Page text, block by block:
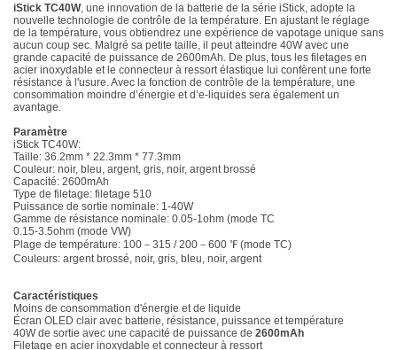
iStick TC40W, une innovation de la batterie de la série iStick, adopte la
nouvelle technologie de contrôle de la température. En ajustant le réglage
de la température, vous obtiendrez une expérience de vapotage unique sans
aucun coup sec. Malgré sa petite taille, il peut atteindre 40W avec une
grande capacité de puissance de 2600mAh. De plus, tous les filetages en
acier inoxydable et le connecteur à ressort élastique lui confèrent une forte
résistance à l'usure. Avec la fonction de contrôle de la température, une
consommation moindre d’énergie et d’e-liquides sera également un
avantage.
Paramètre
iStick TC40W:
Taille: 36.2mm * 22.3mm * 77.3mm
Couleur: noir, bleu, argent, gris, noir, argent brossé
Capacité: 2600mAh
Type de filetage: filetage 510
Puissance de sortie nominale: 1-40W
Gamme de résistance nominale: 0.05-1ohm (mode TC
0.15-3.5ohm (mode VW)
Plage de température: 100 － 315 / 200 － 600 ℉ (mode TC)
Couleurs: argent brossé, noir, gris, bleu, noir, argent
Caractéristiques
Moins de consommation d'énergie et de liquide
Écran OLED clair avec batterie, résistance, puissance et température
40W de sortie avec une capacité de puissance de 2600mAh
Filetage en acier inoxydable et connecteur à ressort